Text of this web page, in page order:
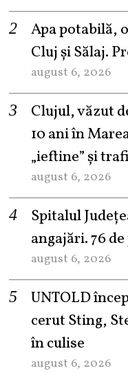
Apa potabilă,
Cluj și Sălaj.
august 6, 2026
Clujul, văzut
10 ani în
„ieftine” și
august 6, 2026
Spitalul
angajări. 76
august 6, 2026
UNTOLD
cerut Sting,
în culise
august 6, 2026